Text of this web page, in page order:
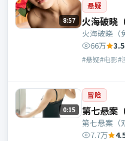
8:57
悬疑
火海破晓
火海破晓（
中的抉择与
导，胡歌、
66万 3.5
#悬疑#电影#
0:15
冒险
第七悬案
第七悬案（
抉择与人物
7.7万